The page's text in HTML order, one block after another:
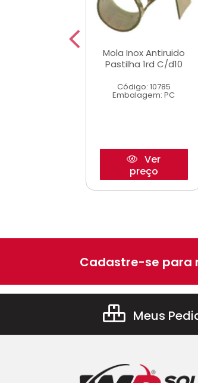
Mola Inox Antiruido
Pastilha 1rd C/d10
Código: 10785
Embalagem: PC
Ver
preço
Cadastre-se para
Meus